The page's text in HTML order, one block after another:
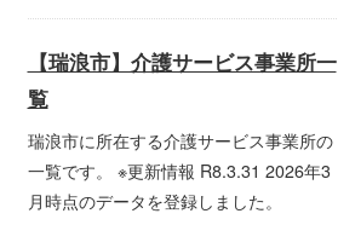
【瑞浪市】介護サービス事業所一
覧
瑞浪市に所在する介護サービス事業所の
一覧です。 ※更新情報 R8.3.31 2026年3
月時点のデータを登録しました。